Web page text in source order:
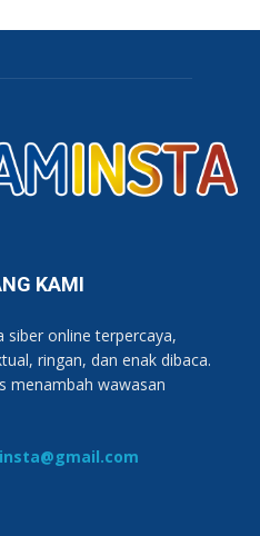
KAMI
siber online terpercaya,
ringan, dan enak dibaca.
menambah wawasan